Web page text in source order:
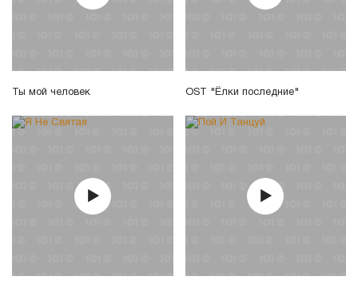
Ты мой человек OST "Ёлки последние"